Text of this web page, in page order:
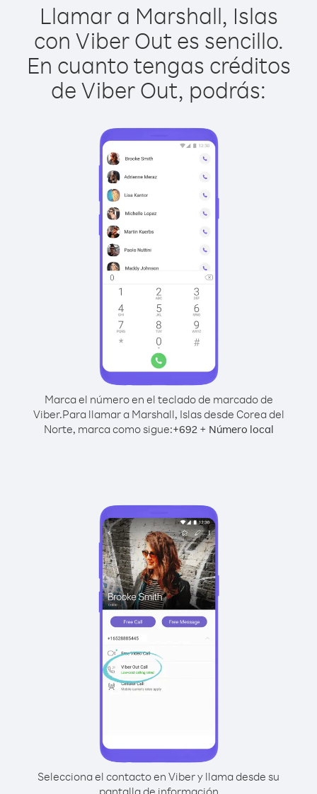
Llamar a Marshall, Islas
con Viber Out es sencillo.
En cuanto tengas créditos
de Viber Out, podrás:
Marca el número en el teclado de marcado de
Viber.Para llamar a Marshall, Islas desde Corea del
Norte, marca como sigue:+692+ Número local
Selecciona el contacto en Viber y llama desde su
pantalla de información